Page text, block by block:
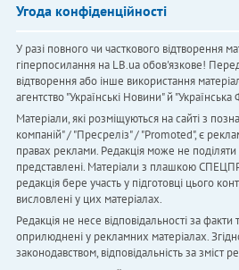
Угода конфіденційності
У разі повного чи часткового відтворення
гіперпосилання на LB.ua обов'язкове!
відтворення або інше використання
агентство "Українськi Новини" й
Матеріали, які розміщуються на сайті з
компаній" / "Пресреліз" / "Promoted", є
правах реклами. Редакція може не поділяти
представлені. Матеріали з плашкою
редакція бере участь у підготовці цього
висловлені у цих матеріалах.
Редакція не несе відповідальності за факти
оприлюднені у рекламних матеріалах.
законодавством, відповідальність за